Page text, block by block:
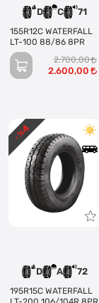
D C 71
155R12C WATERFALL
LT-100 88/86 8PR
2.700,00
2.600,00
D A 72
195R15C WATERFALL
- %
4